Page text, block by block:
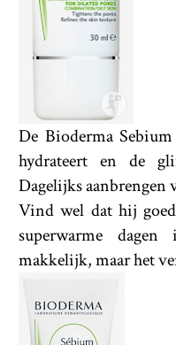
De Bioderma
hydrateert en de
Dagelijks aanbrengen
Vind wel dat hij
superwarme
makkelijk, maar het